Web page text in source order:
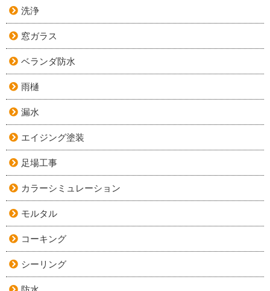
洗浄
窓ガラス
ベランダ防水
雨樋
漏水
エイジング塗装
足場工事
カラーシミュレーション
モルタル
コーキング
シーリング